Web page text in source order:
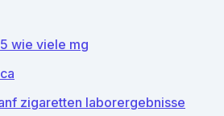
wie viele mg
zigaretten laborergebnisse